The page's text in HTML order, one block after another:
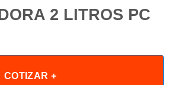
2 LITROS PC
COTIZAR +